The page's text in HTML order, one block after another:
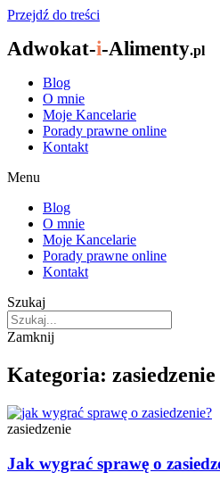
Przejdź do treści
Adwokat-i-Alimenty.pl
Blog
O mnie
Moje Kancelarie
Porady prawne online
Kontakt
Menu
Blog
O mnie
Moje Kancelarie
Porady prawne online
Kontakt
Szukaj
Zamknij
Kategoria: zasiedzenie
zasiedzenie
Jak wygrać sprawę o